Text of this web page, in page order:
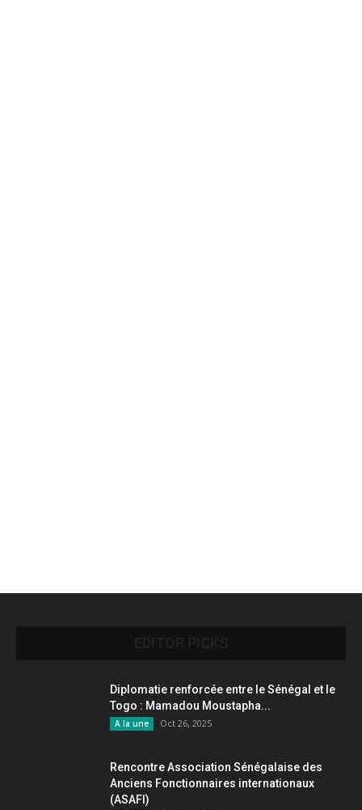
Diplomatie renforcée entre le Sénégal et le
Togo : Mamadou Moustapha...
A la une Oct 26, 2025
Rencontre Association Sénégalaise des
Anciens Fonctionnaires internationaux
(ASAFI)